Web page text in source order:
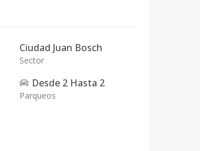
Ciudad Juan Bosch
Sector
Desde 2 Hasta 2
Parqueos